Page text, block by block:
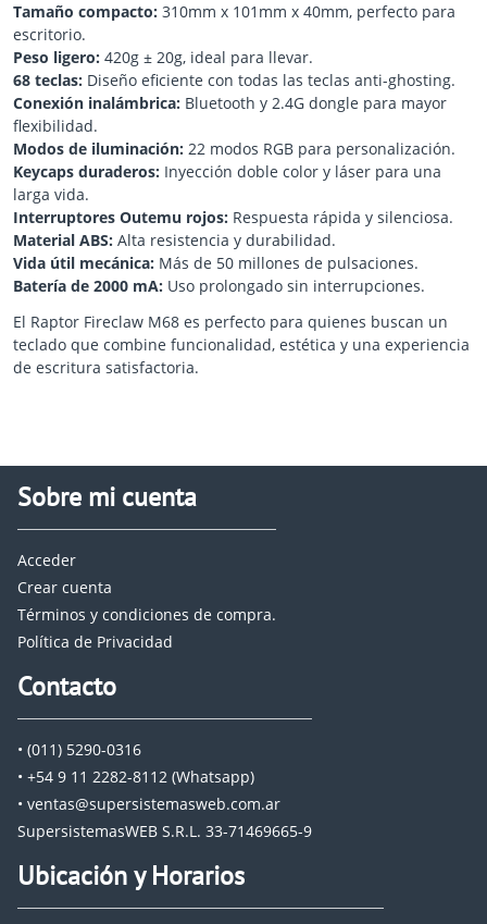
Tamaño compacto: 310mm x 101mm x 40mm, perfecto para
escritorio.
Peso ligero: 420g ± 20g, ideal para llevar.
68 teclas: Diseño eficiente con todas las teclas anti-ghosting.
Conexión inalámbrica: Bluetooth y 2.4G dongle para mayor
flexibilidad.
Modos de iluminación: 22 modos RGB para personalización.
Keycaps duraderos: Inyección doble color y láser para una
larga vida.
Interruptores Outemu rojos: Respuesta rápida y silenciosa.
Material ABS: Alta resistencia y durabilidad.
Vida útil mecánica: Más de 50 millones de pulsaciones.
Batería de 2000 mA: Uso prolongado sin interrupciones.
El Raptor Fireclaw M68 es perfecto para quienes buscan un
teclado que combine funcionalidad, estética y una experiencia
de escritura satisfactoria.
Sobre mi cuenta
Acceder
Crear cuenta
Términos y condiciones de compra.
Política de Privacidad
Contacto
• (011) 5290-0316
• +54 9 11 2282-8112 (Whatsapp)
• ventas@supersistemasweb.com.ar
SupersistemasWEB S.R.L. 33-71469665-9
Ubicación y Horarios